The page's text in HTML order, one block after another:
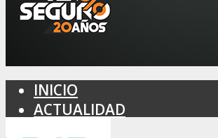
INICIO
ACTUALIDAD